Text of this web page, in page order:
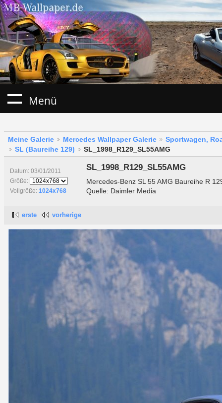
Menü
Meine Galerie Mercedes Wallpaper Galerie
Sportwagen,
SL (Baureihe 129)
SL_1998_R129_SL55AMG
Datum: 03/01/2011
Größe:
Vollgröße: 1024x768
SL_1998_R129_SL55AMG
Mercedes-Benz SL 55 AMG Baureihe R
Quelle: Daimler Media
erste vorherige